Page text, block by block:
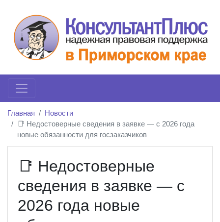
Главная
Новости
📑 Недостоверные сведения в заявке — с 2026 года
новые обязанности для госзаказчиков
📑 Недостоверные
сведения в заявке — с
2026 года новые